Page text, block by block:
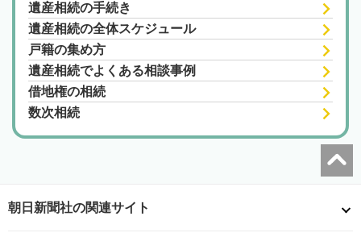
遺産相続の手続き
遺産相続の全体スケジュール
戸籍の集め方
遺産相続でよくある相談事例
借地権の相続
数次相続
朝日新聞社の関連サイト